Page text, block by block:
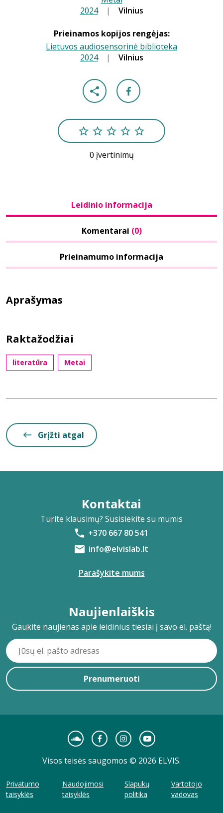
2024 | Vilnius
Prieinamos kopijos rengėjas:
Lietuvos audiosensorinė biblioteka
2024 | Vilnius
0 įvertinimų
Leidinio informacija
Komentarai (0)
Prieinamumo informacija
Aprašymas
Raktažodžiai
literatūra Metai
Grįžti atgal
Kontaktai
Turite klausimų? Susisiekite su mumis
+370 667 80 541
info@elvislab.lt
Parašykite mums
Naujienlaiškis
Gaukite naujienas apie leidinius tiesiai į savo el. paštą!
Prenumeruoti
Visos teisės saugomos © 2026 ELVIS.
Privatumo
taisyklės
Naudojimosi
taisyklės
Slapukų
politika
Vartotojo
vadovas